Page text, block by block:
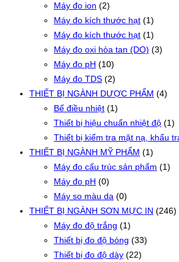
Máy đo ion (2)
Máy đo kích thước hạt (1)
Máy đo kích thước hạt (1)
Máy đo oxi hòa tan (DO) (3)
Máy đo pH (10)
Máy đo TDS (2)
THIẾT BỊ NGÀNH DƯỢC PHẨM (4)
Bể điều nhiệt (1)
Thiết bị hiệu chuẩn nhiệt độ (1)
Thiết bị kiểm tra mặt nạ, khẩu
THIẾT BỊ NGÀNH MỸ PHẨM (1)
Máy đo cấu trúc sản phẩm (1)
Máy đo pH (0)
Máy so màu da (0)
THIẾT BỊ NGÀNH SƠN MỰC IN (246)
Máy đo độ trắng (1)
Thiết bị đo độ bóng (33)
Thiết bị đo độ dày (22)